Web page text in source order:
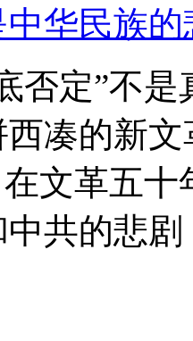
华民族的
否定”不
凑的新
文革五
共的悲